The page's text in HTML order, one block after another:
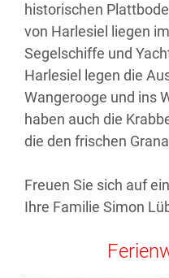
historischen
von Harlesiel liegen
Segelschiffe und
Harlesiel legen die
Wangerooge und ins
haben auch die
die den frischen
Freuen Sie sich auf
Ihre Familie Simon